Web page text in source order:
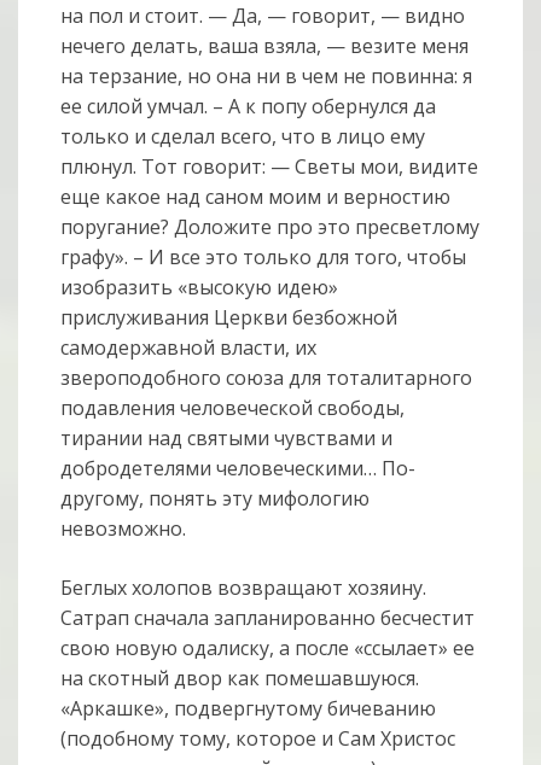
на пол и стоит. — Да, — говорит, — видно
нечего делать, ваша взяла, — везите меня
на терзание, но она ни в чем не повинна: я
ее силой умчал. – А к попу обернулся да
только и сделал всего, что в лицо ему
плюнул. Тот говорит: — Светы мои, видите
еще какое над саном моим и верностию
поругание? Доложите про это пресветлому
графу». – И все это только для того, чтобы
изобразить «высокую идею»
прислуживания Церкви безбожной
самодержавной власти, их
звероподобного союза для тоталитарного
подавления человеческой свободы,
тирании над святыми чувствами и
добродетелями человеческими… По-
другому, понять эту мифологию
невозможно.
Беглых холопов возвращают хозяину.
Сатрап сначала запланированно бесчестит
свою новую одалиску, а после «ссылает» ее
на скотный двор как помешавшуюся.
«Аркашке», подвергнутому бичеванию
(подобному тому, которое и Сам Христос